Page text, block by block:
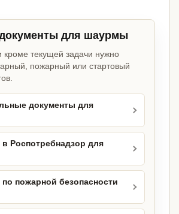
для шаурмы
кроме текущей задачи нужно
пожарный или стартовый
документы для
Роспотребнадзор для
пожарной безопасности